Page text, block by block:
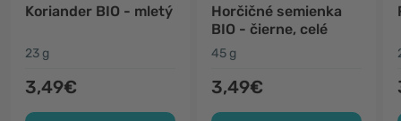
Koriander BIO - mletý
23 g
3,49€
Horčičné semienka
BIO - čierne, celé
45 g
3,49€